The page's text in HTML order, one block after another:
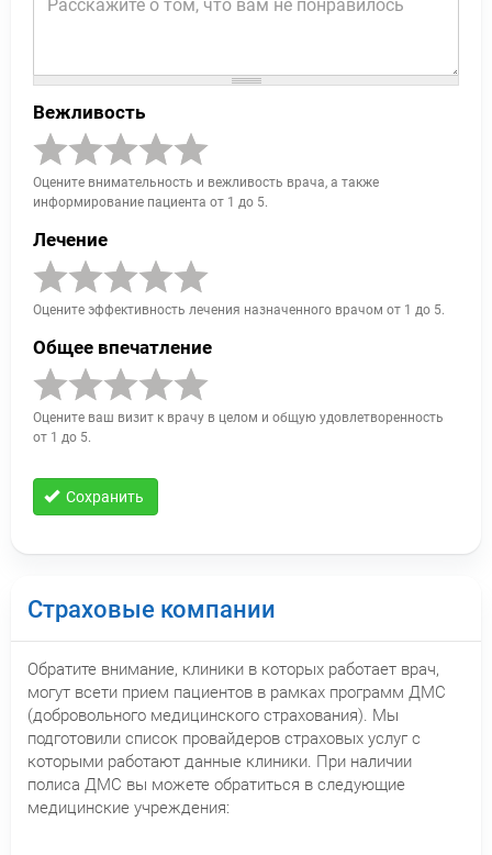
Вежливость
Оцените внимательность и вежливость врача, а также
информирование пациента от 1 до 5.
Лечение
Оцените эффективность лечения назначенного врачом от 1 до 5.
Общее впечатление
Оцените ваш визит к врачу в целом и общую удовлетворенность
от 1 до 5.
Сохранить
Страховые компании
Обратите внимание, клиники в которых работает врач,
могут всети прием пациентов в рамках программ ДМС
(добровольного медицинского страхования). Мы
подготовили список провайдеров страховых услуг с
которыми работают данные клиники. При наличии
полиса ДМС вы можете обратиться в следующие
медицинские учреждения: